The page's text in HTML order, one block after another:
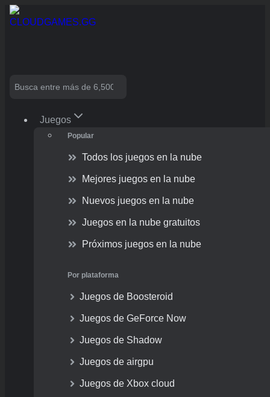
Skip
to
Search
Juegos
Popular
Todos los juegos en la nube
Mejores juegos en la nube
Nuevos juegos en la nube
Juegos en la nube gratuitos
Próximos juegos en la nube
Por plataforma
Juegos de Boosteroid
Juegos de GeForce Now
Juegos de Shadow
Juegos de airgpu
Juegos de Xbox cloud